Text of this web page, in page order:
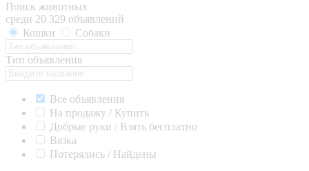
Поиск животных
среди 20 329 объявлений
Кошки
Собаки
Тип объявления
Все объявления
На продажу / Купить
Добрые руки / Взять бесплатно
Вязка
Потерялись / Найдены